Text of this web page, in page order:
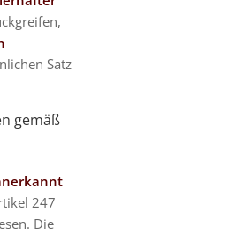
Satz
gemäß
247
Die